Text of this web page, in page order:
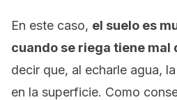
En este caso, el suelo es
cuando se riega tiene mal
decir que, al echarle agua,
en la superficie. Como